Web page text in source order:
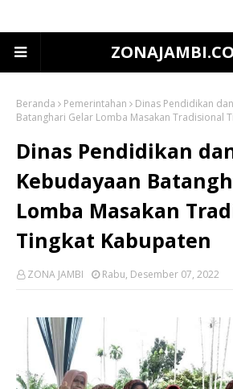
Beranda Pemerintahan
Dinas Pendidikan
Batanghari Gelar Lomba Masakan Tradisional
Dinas Pendidikan
Kebudayaan
Lomba Masakan
Tingkat Kabupaten
ZONA JAMBI Rabu, Desember 07, 2022